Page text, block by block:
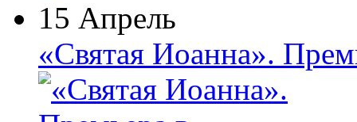
15 Апрель
«Святая Иоанна».